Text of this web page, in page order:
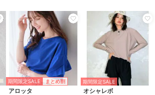
期間限定SALE まとめ割
アロッタ
期間限定SALE
オシャレボ